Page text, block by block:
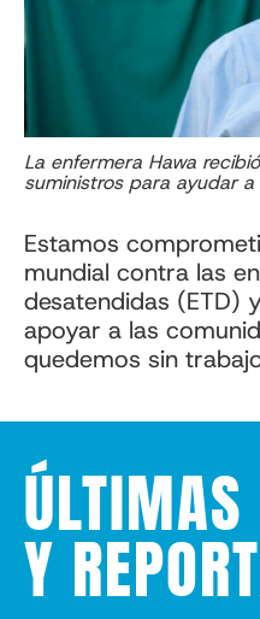
La enfermera Hawa
suministros para ayudar
Estamos
mundial contra las
desatendidas (ETD)
apoyar a las
quedemos sin
Y